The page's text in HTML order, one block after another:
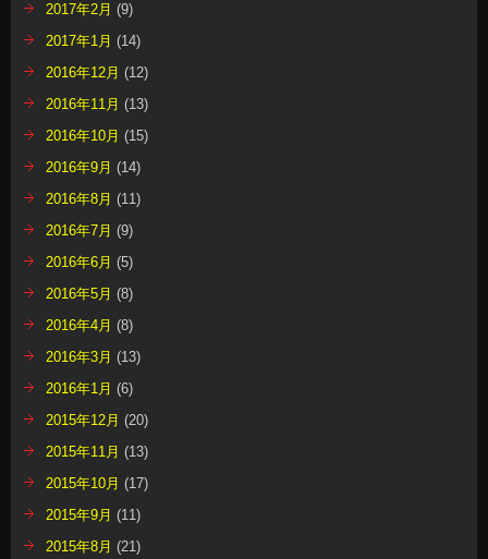
2017年2月 (9)
2017年1月 (14)
2016年12月 (12)
2016年11月 (13)
2016年10月 (15)
2016年9月 (14)
2016年8月 (11)
2016年7月 (9)
2016年6月 (5)
2016年5月 (8)
2016年4月 (8)
2016年3月 (13)
2016年1月 (6)
2015年12月 (20)
2015年11月 (13)
2015年10月 (17)
2015年9月 (11)
2015年8月 (21)